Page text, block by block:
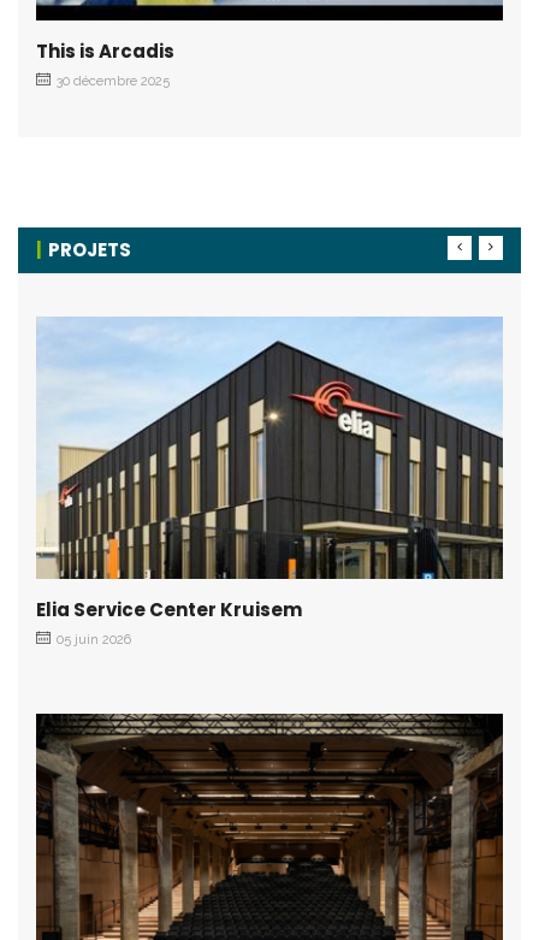
This is Arcadis
30 décembre 2025
PROJETS
Elia Service Center Kruisem
05 juin 2026